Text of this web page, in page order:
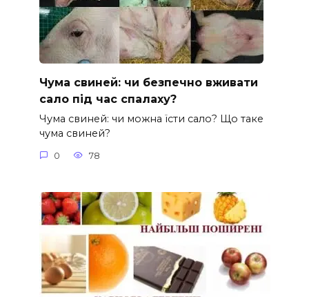
Чума свиней: чи безпечно вживати
сало під час спалаху?
Чума свиней: чи можна їсти сало? Що таке
чума свиней?
0 78